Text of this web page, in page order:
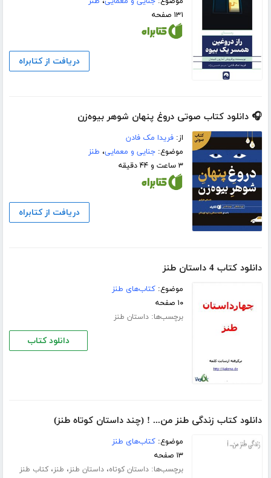
۱۳۱ صفحه
دریافت از کتابراه
🎧 دانلود کتاب صوتی دروغ پنهان شوهر بیوه‌زن
از:فریدا مک فادن
موضوع:جنایی و معمایی، طنز
۳ ساعت و ۴۴ دقیقه
دریافت از کتابراه
دانلود کتاب 4 داستان طنز
موضوع:کتاب‌های طنز
۱۰ صفحه
برچسب‌ها:داستان طنز
دانلود کتاب
دانلود کتاب زندگی طنز من... ! (چند داستان کوتاه طنز)
موضوع:کتاب‌های طنز
۱۳ صفحه
برچسب‌ها:داستان کوتاه،داستان طنز، طنز،کتاب طنز